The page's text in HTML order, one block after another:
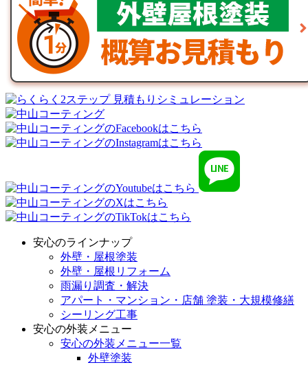
安心のラインナップ
外壁・屋根塗装
外壁・屋根リフォーム
雨漏り調査・解決
アパート・マンション・店舗 塗装・大規模修繕
シーリング工事
安心の外装メニュー
安心の外装メニュー一覧
外壁塗装